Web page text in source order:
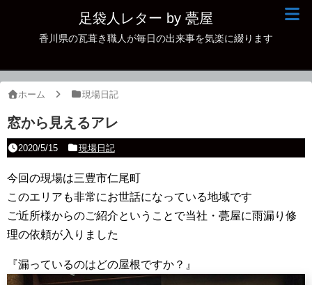
足袋人レター by 甍屋
香川県の瓦葺き職人が毎日の出来事を気楽に綴ります
ホーム 現場日記
窓から見えるアレ
2020/5/15 現場日記
今回の現場は三豊市仁尾町
このエリアも非常にお世話になっている地域です
ご近所様からのご紹介ということで当社・甍屋に雨漏り修
理の依頼が入りました
『漏っているのはどの屋根ですか？』
現場日記
古瓦
本日の一品
その他